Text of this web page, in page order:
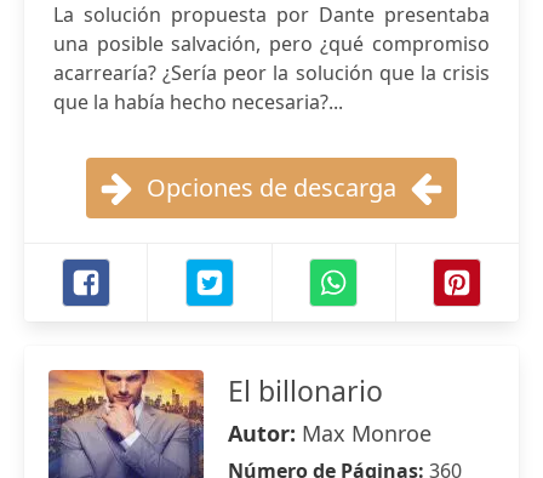
La solución propuesta por Dante presentaba
una posible salvación, pero ¿qué compromiso
acarrearía? ¿Sería peor la solución que la crisis
que la había hecho necesaria?...
Opciones de descarga
El billonario
Autor: Max Monroe
Número de Páginas: 360